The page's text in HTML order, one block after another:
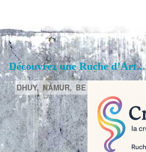
Découvrez une Ruche d’Art...
DHUY, NAMUR, BE